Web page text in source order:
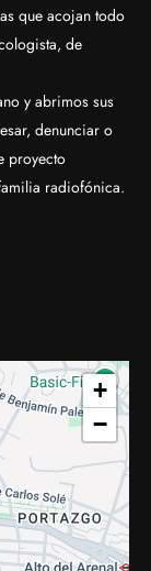
que acojan todo
de
y abrimos sus
denunciar o
proyecto
radiofónica.
+
−